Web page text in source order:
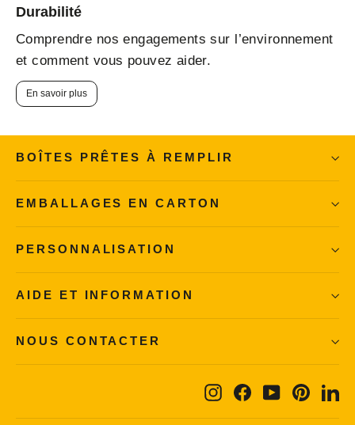
Durabilité
Comprendre nos engagements sur l’environnement
et comment vous pouvez aider.
En savoir plus
BOÎTES PRÊTES À REMPLIR
EMBALLAGES EN CARTON
PERSONNALISATION
AIDE ET INFORMATION
NOUS CONTACTER
InstagramFacebook
YouTube